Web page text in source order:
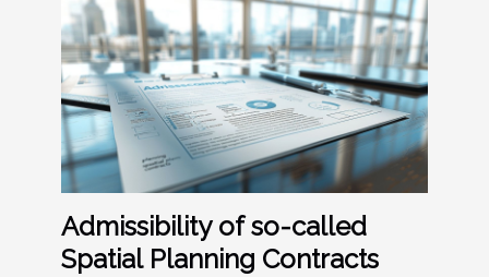
Admissibility of so-called
Spatial Planning Contracts